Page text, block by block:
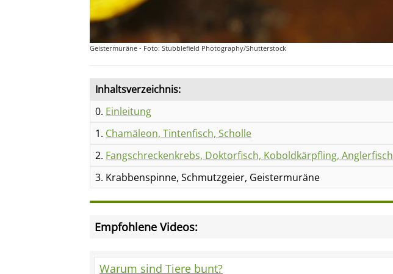
Geistermuräne - Foto: Stubblefield Photography/Shutterstock
Inhaltsverzeichnis:
0. Einleitung
1. Chamäleon, Tintenfisch, Scholle
2. Fangschreckenkrebs, Doktorfisch, Koboldkärpfling, Anglerfisch
3. Krabbenspinne, Schmutzgeier, Geistermuräne
Empfohlene Videos:
Warum sind Tiere bunt?